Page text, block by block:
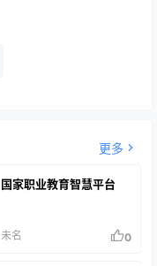
更多
国家职业教育智慧平台
未名 0